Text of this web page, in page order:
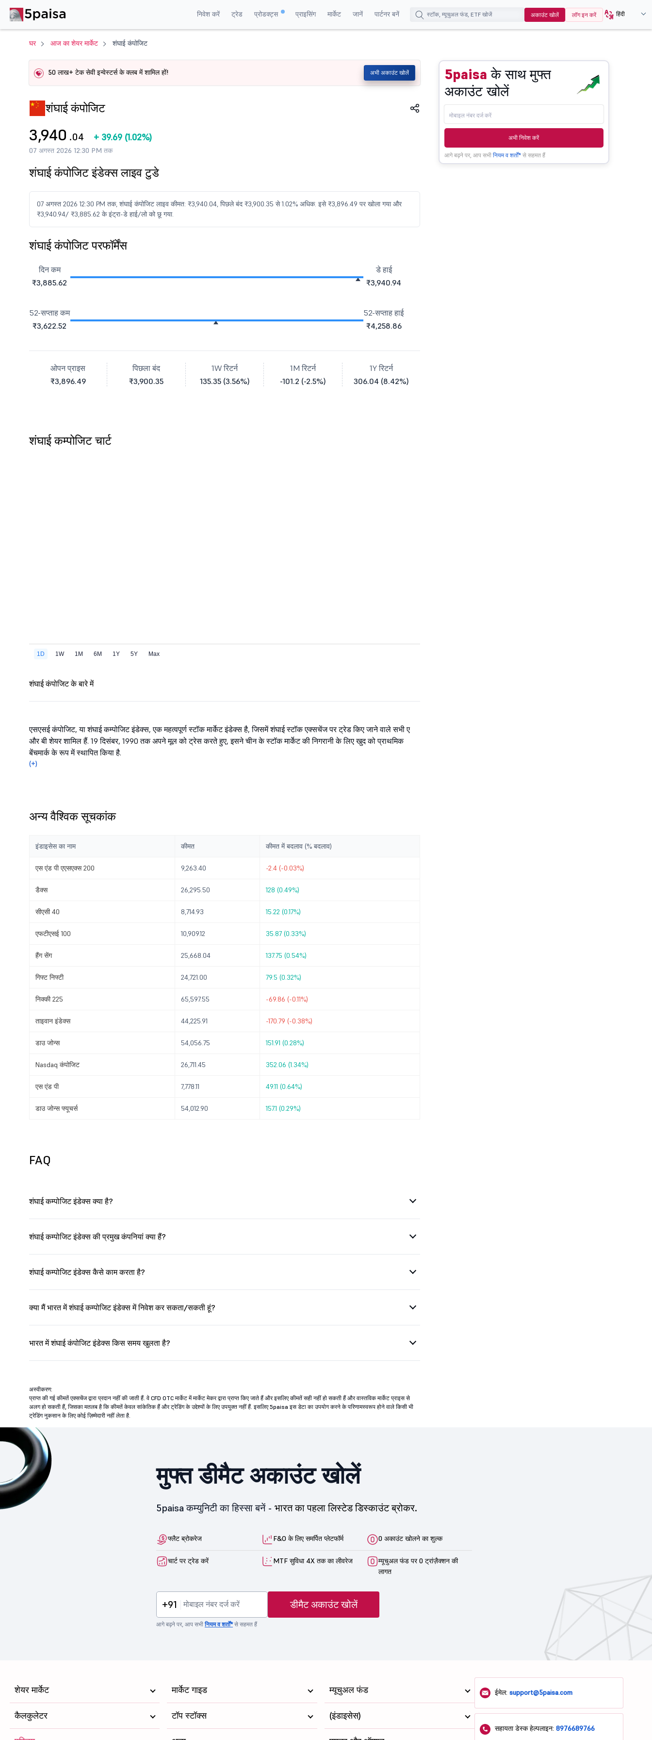
निवेश करें ट्रेड प्रोडक्ट्स प्राइसिंग मार्केट जानें पार्टनर बनें अकाउंट खोलें लॉग इन करें हिंदी
घर आज का शेयर मार्केट शंघाई कंपोजिट
50 लाख+ टेक सेवी इन्वेस्टर्स के क्लब में शामिल हों! अभी अकाउंट खोलें
शंघाई कंपोजिट
3,940 .04 + 39.69 (1.02%)
07 अगस्त 2026 12:30 PM तक
शंघाई कंपोजिट इंडेक्स लाइव टुडे
07 अगस्त 2026 12:30 PM तक, शंघाई कंपोजिट लाइव कीमत: ₹3,940.04, पिछले बंद ₹3,900.35 से 1.02% अधिक. इसे ₹3,896.49 पर खोला गया और
₹3,940.94/ ₹3,885.62 के इंट्रा-डे हाई/लो को छू गया.
शंघाई कंपोजिट परफॉर्मेंस
दिन कम
₹3,885.62
डे हाई
₹3,940.94
52-सप्ताह कम
₹3,622.52
52-सप्ताह हाई
₹4,258.86
ओपन प्राइस
₹3,896.49
पिछला बंद
₹3,900.35
1W रिटर्न
135.35 (3.56%)
1M रिटर्न
-101.2 (-2.5%)
1Y रिटर्न
306.04 (8.42%)
5paisa के साथ मुफ्त
अकाउंट खोलें
अभी निवेश करें
आगे बढ़ने पर, आप सभी नियम व शर्तों*से सहमत हैं
शंघाई कम्पोजिट चार्ट
शंघाई कंपोजिट के बारे में
एसएसई कंपोजिट, या शंघाई कम्पोजिट इंडेक्स, एक महत्वपूर्ण स्टॉक मार्केट इंडेक्स है, जिसमें शंघाई स्टॉक एक्सचेंज पर ट्रेड किए जाने वाले सभी ए
और बी शेयर शामिल हैं. 19 दिसंबर, 1990 तक अपने मूल को ट्रेस करते हुए, इसने चीन के स्टॉक मार्केट की निगरानी के लिए खुद को प्राथमिक
बेंचमार्क के रूप में स्थापित किया है.
(+)
अन्य वैश्विक सूचकांक
इंडाइसेस का नाम कीमत कीमत में बदलाव (% बदलाव)
एस एंड पी एएसएक्स 200 9,263.40 -2.4 (-0.03%)
डैक्स 26,295.50 128 (0.49%)
सीएसी 40 8,714.93 15.22 (0.17%)
एफटीएसई 100 10,909.12 35.87 (0.33%)
हैंग सेंग 25,668.04 137.75 (0.54%)
गिफ्ट निफ्टी 24,721.00 79.5 (0.32%)
निक्की 225 65,597.55 -69.86 (-0.11%)
ताइवान इंडेक्स 44,225.91 -170.79 (-0.38%)
डाउ जोन्स 54,056.75 151.91 (0.28%)
Nasdaq कंपोजिट 26,711.45 352.06 (1.34%)
एस एंड पी 7,778.11 49.11 (0.64%)
डाउ जोन्स फ्यूचर्स 54,012.90 157.1 (0.29%)
FAQ
शंघाई कम्पोजिट इंडेक्स क्या है?
शंघाई कम्पोजिट इंडेक्स की प्रमुख कंपनियां क्या हैं?
शंघाई कम्पोजिट इंडेक्स कैसे काम करता है?
क्या मैं भारत में शंघाई कम्पोजिट इंडेक्स में निवेश कर सकता/सकती हूं?
भारत में शंघाई कंपोजिट इंडेक्स किस समय खुलता है?
अस्वीकरण:
प्राप्त की गई कीमतें एक्सचेंज द्वारा प्रदान नहीं की जाती हैं. वे CFD OTC मार्केट में मार्केट मेकर द्वारा प्राप्त किए जाते हैं और इसलिए कीमतें सही नहीं हो सकती हैं और वास्तविक मार्केट प्राइस से
अलग हो सकती हैं, जिसका मतलब है कि कीमतें केवल सांकेतिक हैं और ट्रेडिंग के उद्देश्यों के लिए उपयुक्त नहीं हैं. इसलिए 5paisa इस डेटा का उपयोग करने के परिणामस्वरूप होने वाले किसी भी
ट्रेडिंग नुकसान के लिए कोई ज़िम्मेदारी नहीं लेता है.
मुफ्त डीमैट अकाउंट खोलें
5paisa कम्युनिटी का हिस्सा बनें - भारत का पहला लिस्टेड डिस्काउंट ब्रोकर.
फ्लैट ब्रोकरेज F&O के लिए समर्पित प्लेटफॉर्म 0 अकाउंट खोलने का शुल्क
चार्ट पर ट्रेड करें MTF सुविधा 4X तक का लीवरेज
म्यूचुअल फंड पर 0 ट्रांज़ैक्शन की
लागत
+91 डीमैट अकाउंट खोलें
आगे बढ़ने पर, आप सभीनियम व शर्तों*से सहमत हैं
शेयर मार्केट मार्केट गाइड म्यूचुअल फंड
कैलकुलेटर टॉप स्टॉक्स (इंडाइसेस)
ईमेल:support@5paisa.com
सहायता डेस्क हेल्पलाइन:8976689766